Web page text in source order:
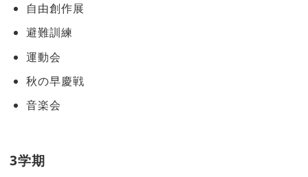
自由創作展
避難訓練
運動会
秋の早慶戦
音楽会
3学期